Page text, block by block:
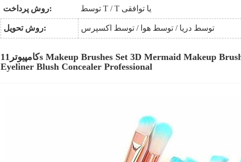
روش پرداخت: توسط T / T یا توافقی
روش تحویل: توسط دریا / توسط هوا / توسط اکسپرس
11کامپیوترs Makeup Brushes Set 3D Mermaid Makeup Brush eyeshadow brushes Cosmetic Brushes Eyeshadow
Eyeliner Blush Concealer Professional